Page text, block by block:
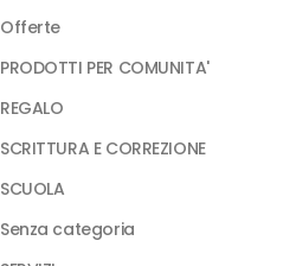
Offerte
PRODOTTI PER COMUNITA'
REGALO
SCRITTURA E CORREZIONE
SCUOLA
Senza categoria